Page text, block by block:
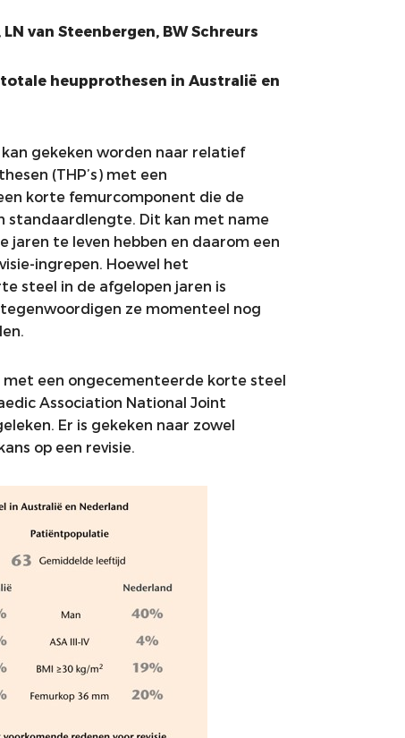
van Steenbergen, BW Schreurs
heupprothesen in Australië en
gekeken worden naar relatief
(THP’s) met een
korte femurcomponent die de
standaardlengte. Dit kan met name
te leven hebben en daarom een
ingrepen. Hoewel het
steel in de afgelopen jaren is
ze momenteel nog
met een ongecementeerde korte steel
Association National Joint
Er is gekeken naar zowel
op een revisie.